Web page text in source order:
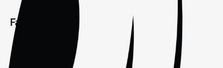
Facebook